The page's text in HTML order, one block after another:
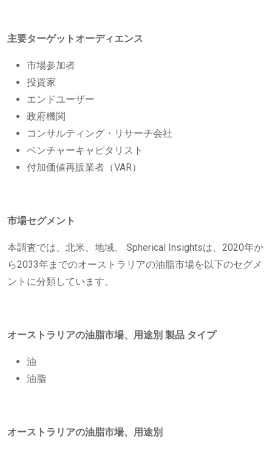
主要ターゲットオーディエンス
市場参加者
投資家
エンドユーザー
政府機関
コンサルティング・リサーチ会社
ベンチャーキャピタリスト
付加価値再販業者（VAR）
市場セグメント
本調査では、北米、地域、 Spherical Insightsは、2020年か
ら2033年までのオーストラリアの油脂市場を以下のセグメ
ントに分類しています。
オーストラリアの油脂市場、用途別 製品 タイプ
油
油脂
オーストラリアの油脂市場、用途別